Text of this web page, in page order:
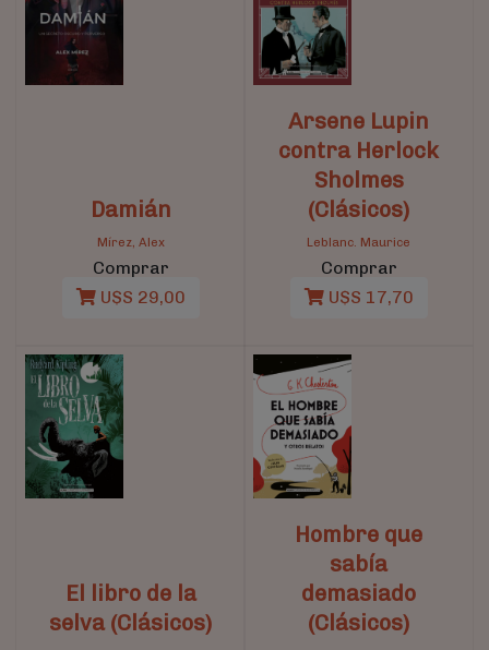
Damián
Mírez, Alex
Comprar
U$S 29,00
Arsene Lupin
contra Herlock
Sholmes
(Clásicos)
Leblanc. Maurice
Comprar
U$S 17,70
El libro de la
selva (Clásicos)
Hombre que
sabía
demasiado
(Clásicos)